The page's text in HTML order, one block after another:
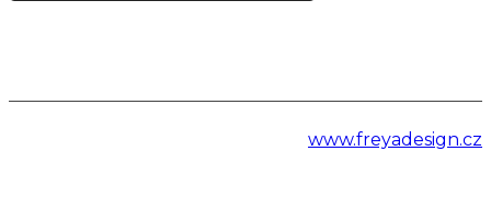
www.freyadesign.cz